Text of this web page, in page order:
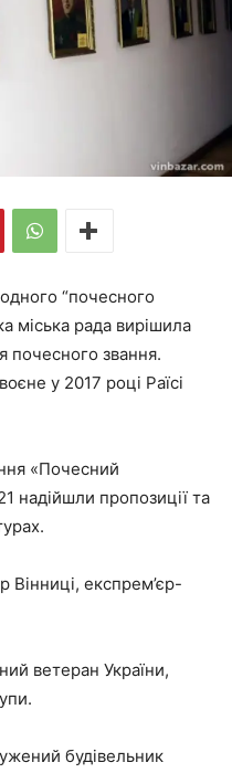
“почесного
міська рада вирішила
почесного звання.
у 2017 році Раїсі
«Почесний
надійшли пропозиції та
Вінниці, експрем’єр-
ветеран України,
будівельник